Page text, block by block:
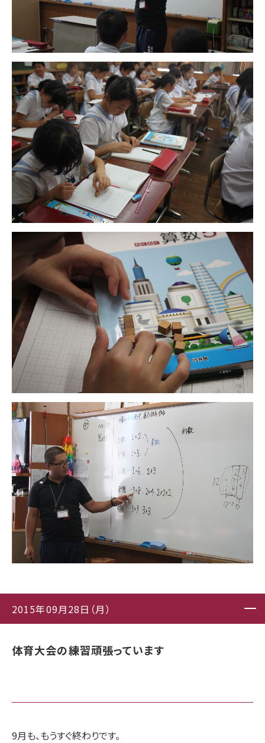
2015年09月28日（月）
体育大会の練習頑張っています
9月も、もうすぐ終わりです。